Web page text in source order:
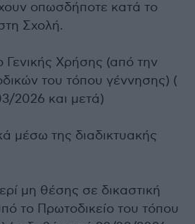
οπωσδήποτε κατά το
Σχολή.
Γενικής Χρήσης (από την
του τόπου γέννησης) (
2026 και μετά)
μέσω της διαδικτυακής
μη θέσης σε δικαστική
το Πρωτοδικείο του τόπου